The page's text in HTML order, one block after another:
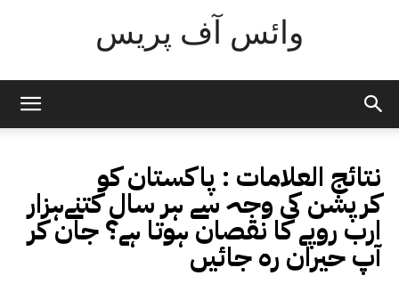
وائس آف پریس
نتائج العلامات : پاکستان کو
کرپشن کی وجہ سے ہر سال کتنےہزار
ارب روپے کا نقصان ہوتا ہے؟ جان کر
آپ حیران رہ جائیں